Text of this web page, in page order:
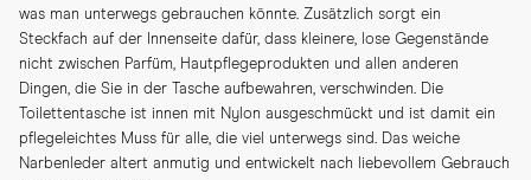
was man unterwegs gebrauchen könnte. Zusätzlich sorgt ein
Steckfach auf der Innenseite dafür, dass kleinere, lose Gegenstände
nicht zwischen Parfüm, Hautpflegeprodukten und allen anderen
Dingen, die Sie in der Tasche aufbewahren, verschwinden. Die
Toilettentasche ist innen mit Nylon ausgeschmückt und ist damit ein
pflegeleichtes Muss für alle, die viel unterwegs sind. Das weiche
Narbenleder altert anmutig und entwickelt nach liebevollem Gebrauch